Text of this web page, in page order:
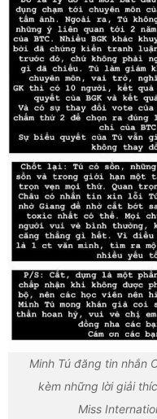
Minh Tú đăng tin nhắn
kèm những lời giải
Miss